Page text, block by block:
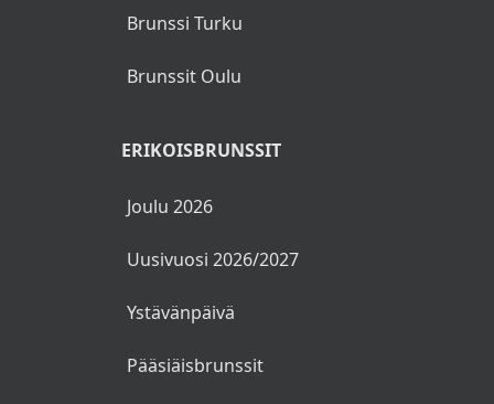
Brunssi Turku
Brunssit Oulu
ERIKOISBRUNSSIT
Joulu 2026
Uusivuosi 2026/2027
Ystävänpäivä
Pääsiäisbrunssit